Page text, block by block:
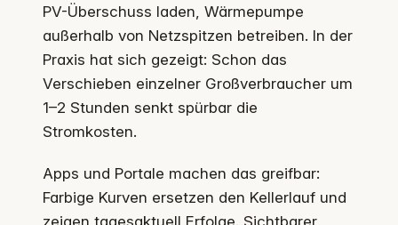
PV-Überschuss laden, Wärmepumpe
außerhalb von Netzspitzen betreiben. In der
Praxis hat sich gezeigt: Schon das
Verschieben einzelner Großverbraucher um
1–2 Stunden senkt spürbar die
Stromkosten.
Apps und Portale machen das greifbar:
Farbige Kurven ersetzen den Kellerlauf und
zeigen tagesaktuell Erfolge. Sichtbarer